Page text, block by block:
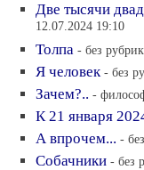
Две тысячи
12.07.2024 19:10
Толпа - без
Я человек - без
Зачем?.. -
К 21 января
А впрочем... -
Собачники - без